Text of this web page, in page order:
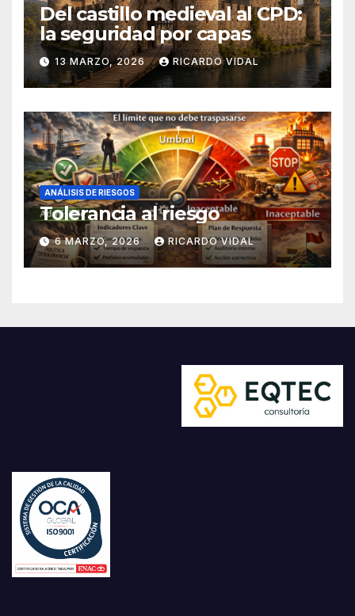
Del castillo medieval al CPD:
la seguridad por capas
13 MARZO, 2026 RICARDO VIDAL
ANÁLISIS DE RIESGOS
Tolerancia al riesgo
6 MARZO, 2026 RICARDO VIDAL